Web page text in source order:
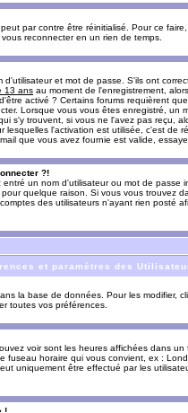
par contre être réinitialisé. Pour ce
reconnecter en un rien de temps.
et mot de passe. S'ils ont
13 ans au moment de l'enregistrement,
activé ? Certains forums requièrent
Lorsque vous vous êtes enregistré, un
s'y trouvent, si vous ne l'avez pas reçu,
l'activation est utilisée, c'est de
que vous avez fournie est valide,
?!
un nom d'utilisateur ou mot de passe
quelque raison. Si vous vous trouvez
des utilisateurs n'ayant rien posté
et paramètres des
la base de données. Pour les modifier,
toutes vos préférences.
voir sont les heures affichées dans
horaire qui vous convient, ex :
uniquement être effectué par les
!